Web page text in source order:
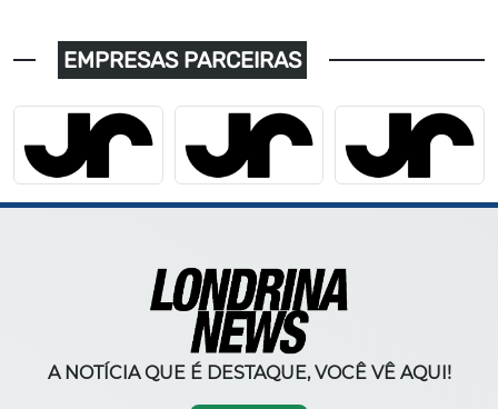
EMPRESAS PARCEIRAS
A NOTÍCIA QUE É DESTAQUE, VOCÊ VÊ AQUI!